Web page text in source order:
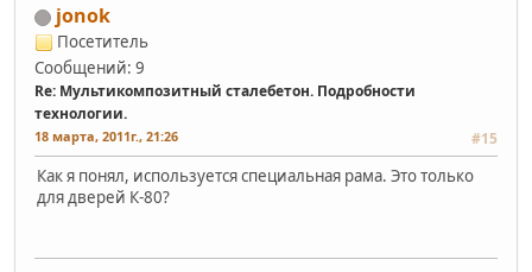
jonok
Посетитель
Сообщений: 9
Re: Мультикомпозитный сталебетон. Подробности
технологии.
18 марта, 2011г., 21:26 #15
Как я понял, используется специальная рама. Это только
для дверей К-80?